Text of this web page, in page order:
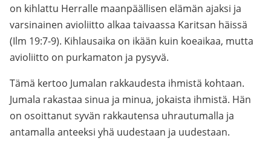
on kihlattu Herralle maanpäällisen elämän ajaksi ja
varsinainen avioliitto alkaa taivaassa Karitsan häissä
(Ilm 19:7-9). Kihlausaika on ikään kuin koeaikaa, mutta
avioliitto on purkamaton ja pysyvä.
Tämä kertoo Jumalan rakkaudesta ihmistä kohtaan.
Jumala rakastaa sinua ja minua, jokaista ihmistä. Hän
on osoittanut syvän rakkautensa uhrautumalla ja
antamalla anteeksi yhä uudestaan ja uudestaan.